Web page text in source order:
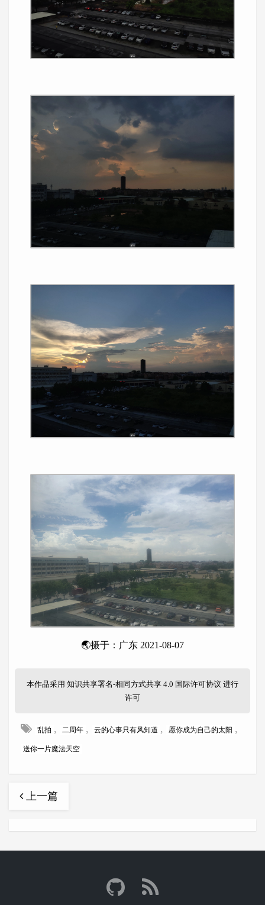
🌏摄于：广东 2021-08-07
本作品采用 知识共享署名-相同方式共享 4.0 国际许可协议 进行
许可
乱拍 , 二周年 , 云的心事只有风知道 , 愿你成为自己的太阳 ,
送你一片魔法天空
上一篇